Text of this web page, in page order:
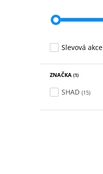
Slevová akce
ZNAČKA (1)
SHAD (15)